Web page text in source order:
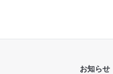
お知らせ